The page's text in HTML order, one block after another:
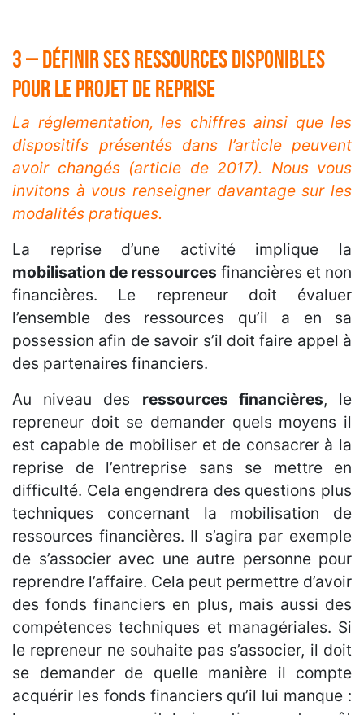
3 – Définir ses ressources disponibles
pour le projet de reprise
La réglementation, les chiffres ainsi que les
dispositifs présentés dans l’article peuvent
avoir changés (article de 2017). Nous vous
invitons à vous renseigner davantage sur les
modalités pratiques.
La reprise d’une activité implique la
mobilisation de ressources financières et non
financières. Le repreneur doit évaluer
l’ensemble des ressources qu’il a en sa
possession afin de savoir s’il doit faire appel à
des partenaires financiers.
Au niveau des ressources financières, le
repreneur doit se demander quels moyens il
est capable de mobiliser et de consacrer à la
reprise de l’entreprise sans se mettre en
difficulté. Cela engendrera des questions plus
techniques concernant la mobilisation de
ressources financières. Il s’agira par exemple
de s’associer avec une autre personne pour
reprendre l’affaire. Cela peut permettre d’avoir
des fonds financiers en plus, mais aussi des
compétences techniques et managériales. Si
le repreneur ne souhaite pas s’associer, il doit
se demander de quelle manière il compte
acquérir les fonds financiers qu’il lui manque :